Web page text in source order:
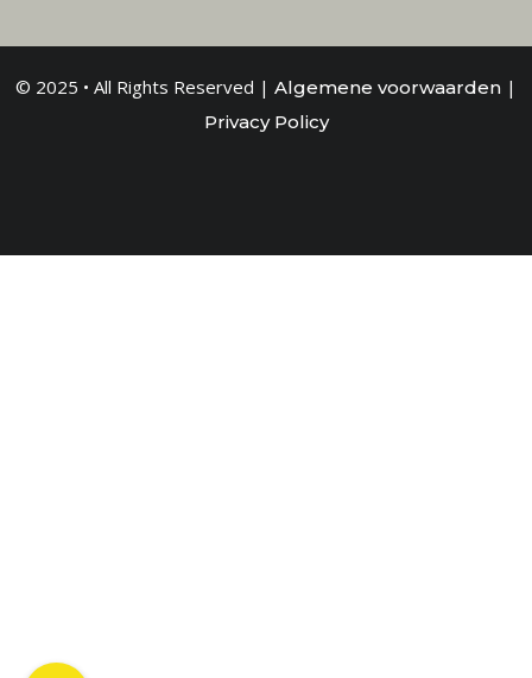
© 2025 • All Rights Reserved | Algemene voorwaarden |
Privacy Policy